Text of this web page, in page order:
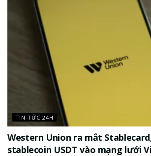
TIN TỨC 24H
Western Union ra mắt
stablecoin USDT vào mạng lưới